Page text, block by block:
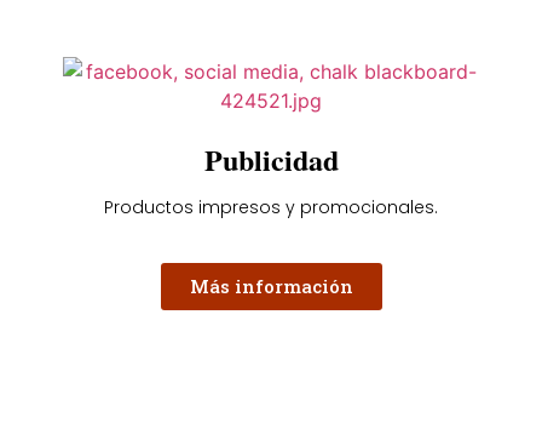
Publicidad
Productos impresos y promocionales.
Más información